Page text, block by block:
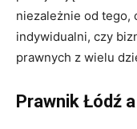
niezależnie od tego,
indywidualni, czy
prawnych z wielu
Prawnik Łódź